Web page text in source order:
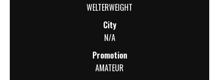
WELTERWEIGHT
City
N/A
Promotion
AMATEUR